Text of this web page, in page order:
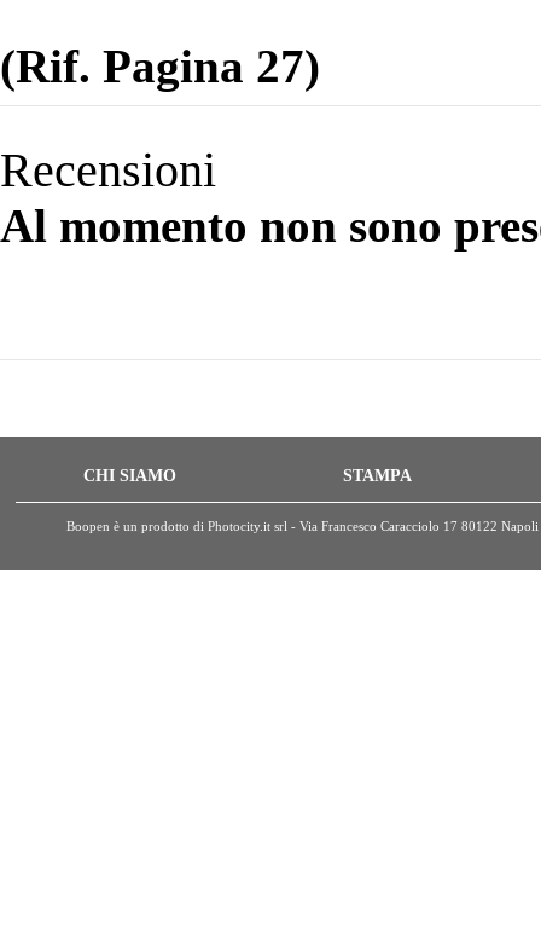
(Rif. Pagina 27)
Recensioni
Al momento non sono
CHI SIAMO STAMPA
Boopen è un prodotto di Photocity.it srl - Via Francesco Caracciolo 17 80122